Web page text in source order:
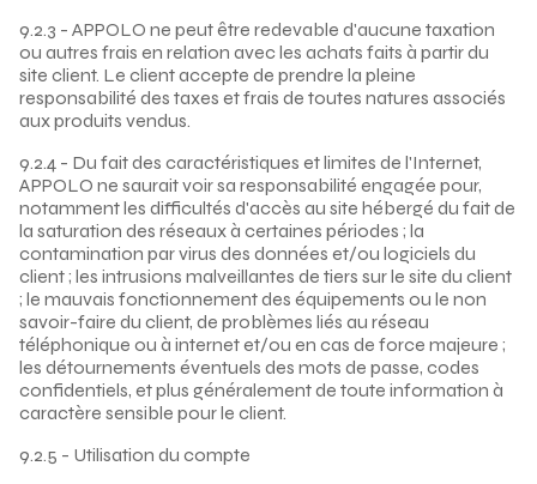
9.2.3 - APPOLO ne peut être redevable d'aucune taxation
ou autres frais en relation avec les achats faits à partir du
site client. Le client accepte de prendre la pleine
responsabilité des taxes et frais de toutes natures associés
aux produits vendus.
9.2.4 - Du fait des caractéristiques et limites de l'Internet,
APPOLO ne saurait voir sa responsabilité engagée pour,
notamment les difficultés d'accès au site hébergé du fait de
la saturation des réseaux à certaines périodes ; la
contamination par virus des données et/ou logiciels du
client ; les intrusions malveillantes de tiers sur le site du client
; le mauvais fonctionnement des équipements ou le non
savoir-faire du client, de problèmes liés au réseau
téléphonique ou à internet et/ou en cas de force majeure ;
les détournements éventuels des mots de passe, codes
confidentiels, et plus généralement de toute information à
caractère sensible pour le client.
9.2.5 - Utilisation du compte